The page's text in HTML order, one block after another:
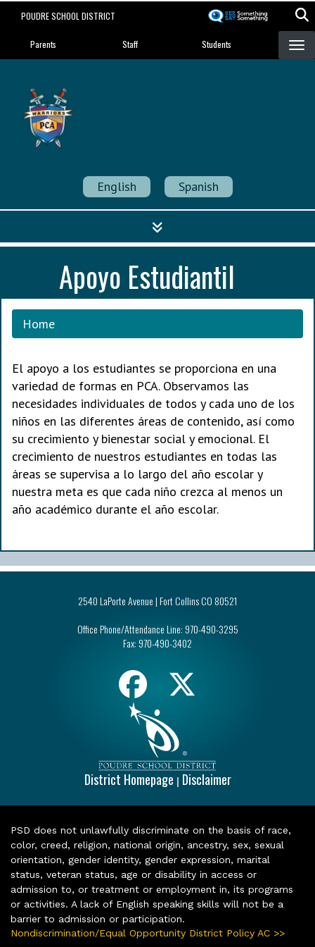
POUDRE SCHOOL DISTRICT
Landing Page Menu
Parents Staff Students
English Spanish
Apoyo Estudiantil
Home
El apoyo a los estudiantes se proporciona en una
variedad de formas en PCA. Observamos las
necesidades individuales de todos y cada uno de los
niños en las diferentes áreas de contenido, así como
su crecimiento y bienestar social y emocional. El
crecimiento de nuestros estudiantes en todas las
áreas se supervisa a lo largo del año escolar y
nuestra meta es que cada niño crezca al menos un
año académico durante el año escolar.
2540 LaPorte Avenue | Fort Collins CO 80521
Office Phone/Attendance Line: 970-490-3295
Fax: 970-490-3402
District Homepage | Disclaimer
PSD does not unlawfully discriminate on the basis of race,
color, creed, religion, national origin, ancestry, sex, sexual
orientation, gender identity, gender expression, marital
status, veteran status, age or disability in access or
admission to, or treatment or employment in, its programs
or activities. A lack of English speaking skills will not be a
barrier to admission or participation.
Nondiscrimination/Equal Opportunity District Policy AC >>